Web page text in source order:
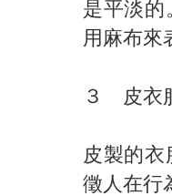
是平淡的
用麻布來
３ 皮衣
皮製的
徵人在行